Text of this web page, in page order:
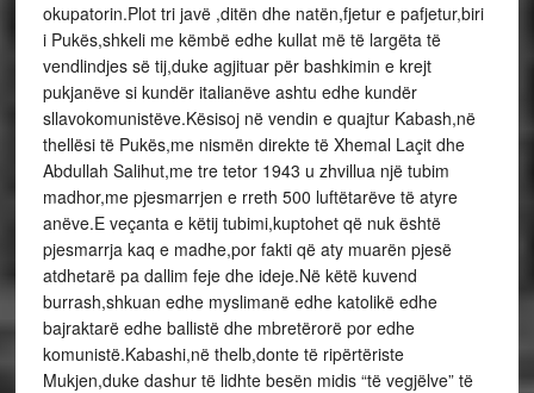
okupatorin.Plot tri javë ,ditën dhe natën,fjetur e pafjetur,biri
i Pukës,shkeli me këmbë edhe kullat më të largëta të
vendlindjes së tij,duke agjituar për bashkimin e krejt
pukjanëve si kundër italianëve ashtu edhe kundër
sllavokomunistëve.Kësisoj në vendin e quajtur Kabash,në
thellësi të Pukës,me nismën direkte të Xhemal Laçit dhe
Abdullah Salihut,me tre tetor 1943 u zhvillua një tubim
madhor,me pjesmarrjen e rreth 500 luftëtarëve të atyre
anëve.E veçanta e këtij tubimi,kuptohet që nuk është
pjesmarrja kaq e madhe,por fakti që aty muarën pjesë
atdhetarë pa dallim feje dhe ideje.Në këtë kuvend
burrash,shkuan edhe myslimanë edhe katolikë edhe
bajraktarë edhe ballistë dhe mbretërorë por edhe
komunistë.Kabashi,në thelb,donte të ripërtëriste
Mukjen,duke dashur të lidhte besën midis “të vegjëlve” të